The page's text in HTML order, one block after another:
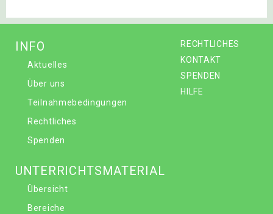
RECHTLICHES
KONTAKT
SPENDEN
HILFE
INFO
Aktuelles
Über uns
Teilnahmebedingungen
Rechtliches
Spenden
UNTERRICHTSMATERIAL
Übersicht
Bereiche